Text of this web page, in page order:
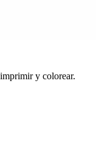
y colorear.